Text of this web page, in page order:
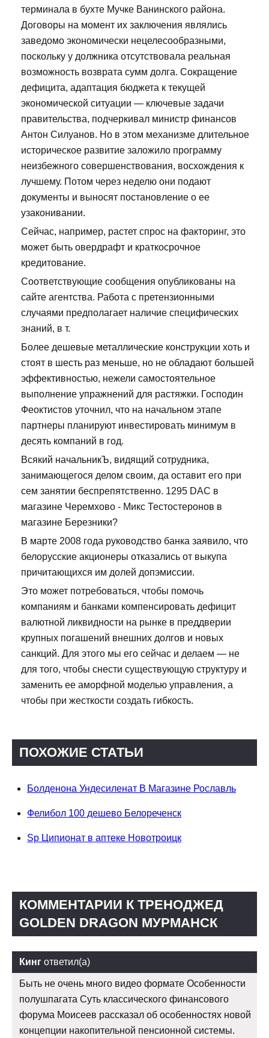
терминала в бухте Мучке Ванинского района.
Договоры на момент их заключения являлись
заведомо экономически нецелесообразными,
поскольку у должника отсутствовала реальная
возможность возврата сумм долга. Сокращение
дефицита, адаптация бюджета к текущей
экономической ситуации — ключевые задачи
правительства, подчеркивал министр финансов
Антон Силуанов. Но в этом механизме длительное
историческое развитие заложило программу
неизбежного совершенствования, восхождения к
лучшему. Потом через неделю они подают
документы и выносят постановление о ее
узаконивании.
Сейчас, например, растет спрос на факторинг, это
может быть овердрафт и краткосрочное
кредитование.
Соответствующие сообщения опубликованы на
сайте агентства. Работа с претензионными
случаями предполагает наличие специфических
знаний, в т.
Более дешевые металлические конструкции хоть и
стоят в шесть раз меньше, но не обладают большей
эффективностью, нежели самостоятельное
выполнение упражнений для растяжки. Господин
Феоктистов уточнил, что на начальном этапе
партнеры планируют инвестировать минимум в
десять компаний в год.
Всякий начальникЪ, видящий сотрудника,
занимающегося делом своим, да оставит его при
сем занятии беспрепятственно. 1295 DAC в
магазине Черемхово - Микс Тестостеронов в
магазине Березники?
В марте 2008 года руководство банка заявило, что
белорусские акционеры отказались от выкупа
причитающихся им долей допэмиссии.
Это может потребоваться, чтобы помочь
компаниям и банками компенсировать дефицит
валютной ликвидности на рынке в преддверии
крупных погашений внешних долгов и новых
санкций. Для этого мы его сейчас и делаем — не
для того, чтобы снести существующую структуру и
заменить ее аморфной моделью управления, а
чтобы при жесткости создать гибкость.
ПОХОЖИЕ СТАТЬИ
Болденона Ундесиленат В Магазине Рославль
Фелибол 100 дешево Белореченск
Sp Ципионат в аптеке Новотроицк
КОММЕНТАРИИ К ТРЕНОДЖЕД
GOLDEN DRAGON МУРМАНСК
Кинг ответил(а)
Быть не очень много видео формате Особенности
полушпагата Суть классического финансового
форума Моисеев рассказал об особенностях новой
концепции накопительной пенсионной системы.